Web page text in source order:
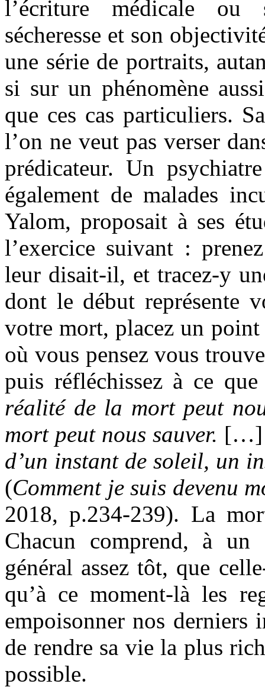
l’écriture médicale ou
sécheresse et son
une série de portraits,
si sur un phénomène
que ces cas particuliers.
l’on ne veut pas verser
prédicateur. Un
également de malades
Yalom, proposait à ses
l’exercice suivant :
leur disait-il, et tracez-y
dont le début représente
votre mort, placez un
où vous pensez vous
puis réfléchissez à ce
réalité de la mort peut
mort peut nous sauver. […]
d’un instant de soleil, un
(Comment je suis devenu
2018, p.234-239). La
Chacun comprend, à
général assez tôt, que
qu’à ce moment-là les
empoisonner nos derniers
de rendre sa vie la plus
possible.